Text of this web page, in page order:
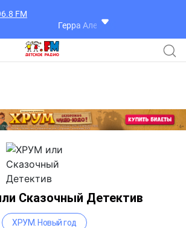
FM
Герра Александр
Сказочный Детектив
ХРУМ. Новый год